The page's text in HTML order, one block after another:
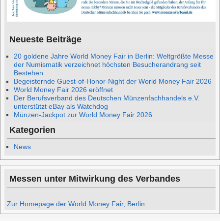
Neueste Beiträge
20 goldene Jahre World Money Fair in Berlin: Weltgrößte Messe
der Numismatik verzeichnet höchsten Besucherandrang seit
Bestehen
Begeisternde Guest-of-Honor-Night der World Money Fair 2026
World Money Fair 2026 eröffnet
Der Berufsverband des Deutschen Münzenfachhandels e.V.
unterstützt eBay als Watchdog
Münzen-Jackpot zur World Money Fair 2026
Kategorien
News
Messen unter Mitwirkung des Verbandes
Zur Homepage der World Money Fair, Berlin